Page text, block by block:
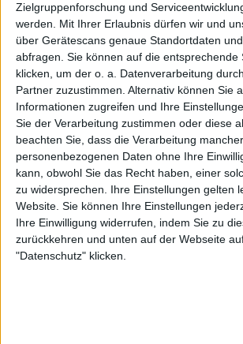
Zielgruppenforschung und
werden.
Mit Ihrer Erlaubnis dürfen wir und
über Gerätescans genaue Standortdaten
abfragen. Sie können auf die entsprechende
klicken, um der o. a. Datenverarbeitung
Partner zuzustimmen. Alternativ können Sie
Informationen zugreifen und Ihre
Sie der Verarbeitung zustimmen oder diese
beachten Sie, dass die Verarbeitung mancher
personenbezogenen Daten ohne Ihre
kann, obwohl Sie das Recht haben, einer
zu widersprechen. Ihre Einstellungen gelten
Website. Sie können Ihre Einstellungen
Ihre Einwilligung widerrufen, indem Sie zu
zurückkehren und unten auf der Webseite
"Datenschutz" klicken.
11:40 PM · Dec 29, 2023
1.1K Reply